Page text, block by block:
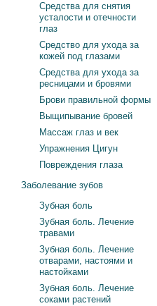
Средства для снятия
усталости и отечности
глаз
Средство для ухода за
кожей под глазами
Средства для ухода за
ресницами и бровями
Брови правильной формы
Выщипывание бровей
Массаж глаз и век
Упражнения Цигун
Повреждения глаза
Заболевание зубов
Зубная боль
Зубная боль. Лечение
травами
Зубная боль. Лечение
отварами, настоями и
настойками
Зубная боль. Лечение
соками растений